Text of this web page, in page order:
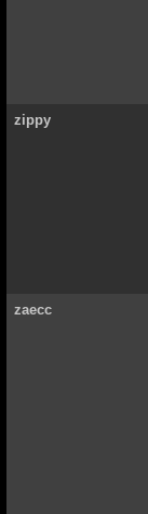
zippy
zaecc